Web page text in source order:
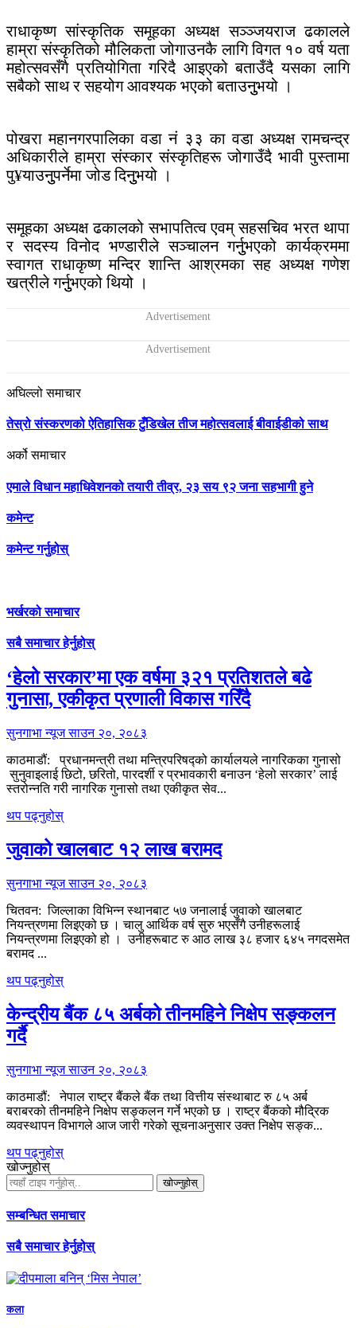
राधाकृष्ण सांस्कृतिक समूहका अध्यक्ष सञ्ञ्जयराज ढकालले
हाम्रा संस्कृतिको मौलिकता जोगाउनकै लागि विगत १० वर्ष यता
महोत्सवसँगै प्रतियोगिता गरिदै आइएको बताउँदै यसका लागि
सबैको साथ र सहयोग आवश्यक भएको बताउनुुभयो ।
पोखरा महानगरपालिका वडा नं ३३ का वडा अध्यक्ष रामचन्द्र
अधिकारीले हाम्रा संस्कार संस्कृतिहरू जोगाउँदै भावी पुस्तामा
पु¥याउनुुपर्नेमा जोड दिनुुभयो ।
समूहका अध्यक्ष ढकालको सभापतित्व एवम् सहसचिव भरत थापा
र सदस्य विनोद भण्डारीले सञ्चालन गर्नुुभएको कार्यक्रममा
स्वागत राधाकृष्ण मन्दिर शान्ति आश्रमका सह अध्यक्ष गणेश
खत्रीले गर्नुुभएको थियो ।
अघिल्लो समाचार
तेस्रो संस्करणको ऐतिहासिक टुँडिखेल तीज महोत्सवलाई बीवाईडीको साथ
अर्को समाचार
एमाले विधान महाधिवेशनको तयारी तीव्र, २३ सय ९२ जना सहभागी हुने
कमेन्ट
कमेन्ट गर्नुहोस्
भर्खरको समाचार
सबै समाचार हेर्नुहोस्
‘हेलो सरकार’मा एक वर्षमा ३२१ प्रतिशतले बढे
गुनासा, एकीकृत प्रणाली विकास गरिँदै
सुनगाभा न्यूज साउन २०, २०८३
काठमाडौं: प्रधानमन्त्री तथा मन्त्रिपरिषद्को कार्यालयले नागरिकका गुनासो
सुनुवाइलाई छिटो, छरितो, पारदर्शी र प्रभावकारी बनाउन ‘हेलो सरकार’ लाई
स्तरोन्नति गरी नागरिक गुनासो तथा एकीकृत सेव...
थप पढ्नुहोस्
जुवाको खालबाट १२ लाख बरामद
सुनगाभा न्यूज साउन २०, २०८३
चितवन: जिल्लाका विभिन्न स्थानबाट ५७ जनालाई जुवाको खालबाट
नियन्त्रणमा लिइएको छ । चालु आर्थिक वर्ष सुरु भएसँगै उनीहरूलाई
नियन्त्रणमा लिइएको हो । उनीहरूबाट रु आठ लाख ३८ हजार ६४५ नगदसमेत
बरामद ...
थप पढ्नुहोस्
केन्द्रीय बैंक ८५ अर्बको तीनमहिने निक्षेप सङ्कलन
गर्दै
सुनगाभा न्यूज साउन २०, २०८३
काठमाडौं: नेपाल राष्ट्र बैंकले बैंक तथा वित्तीय संस्थाबाट रु ८५ अर्ब
बराबरको तीनमहिने निक्षेप सङ्कलन गर्ने भएको छ । राष्ट्र बैंकको मौद्रिक
व्यवस्थापन विभागले आज जारी गरेको सूचनाअनुसार उक्त निक्षेप सङ्क...
थप पढ्नुहोस्
खोज्नुहोस्
खोज्नुहोस्
सम्बन्धित समाचार
सबै समाचार हेर्नुहोस्
कला